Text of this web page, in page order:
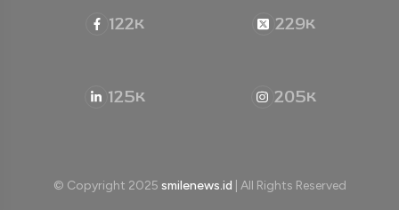
122K 229K
125K 205K
© Copyright 2025 smilenews.id | All Rights Reserved